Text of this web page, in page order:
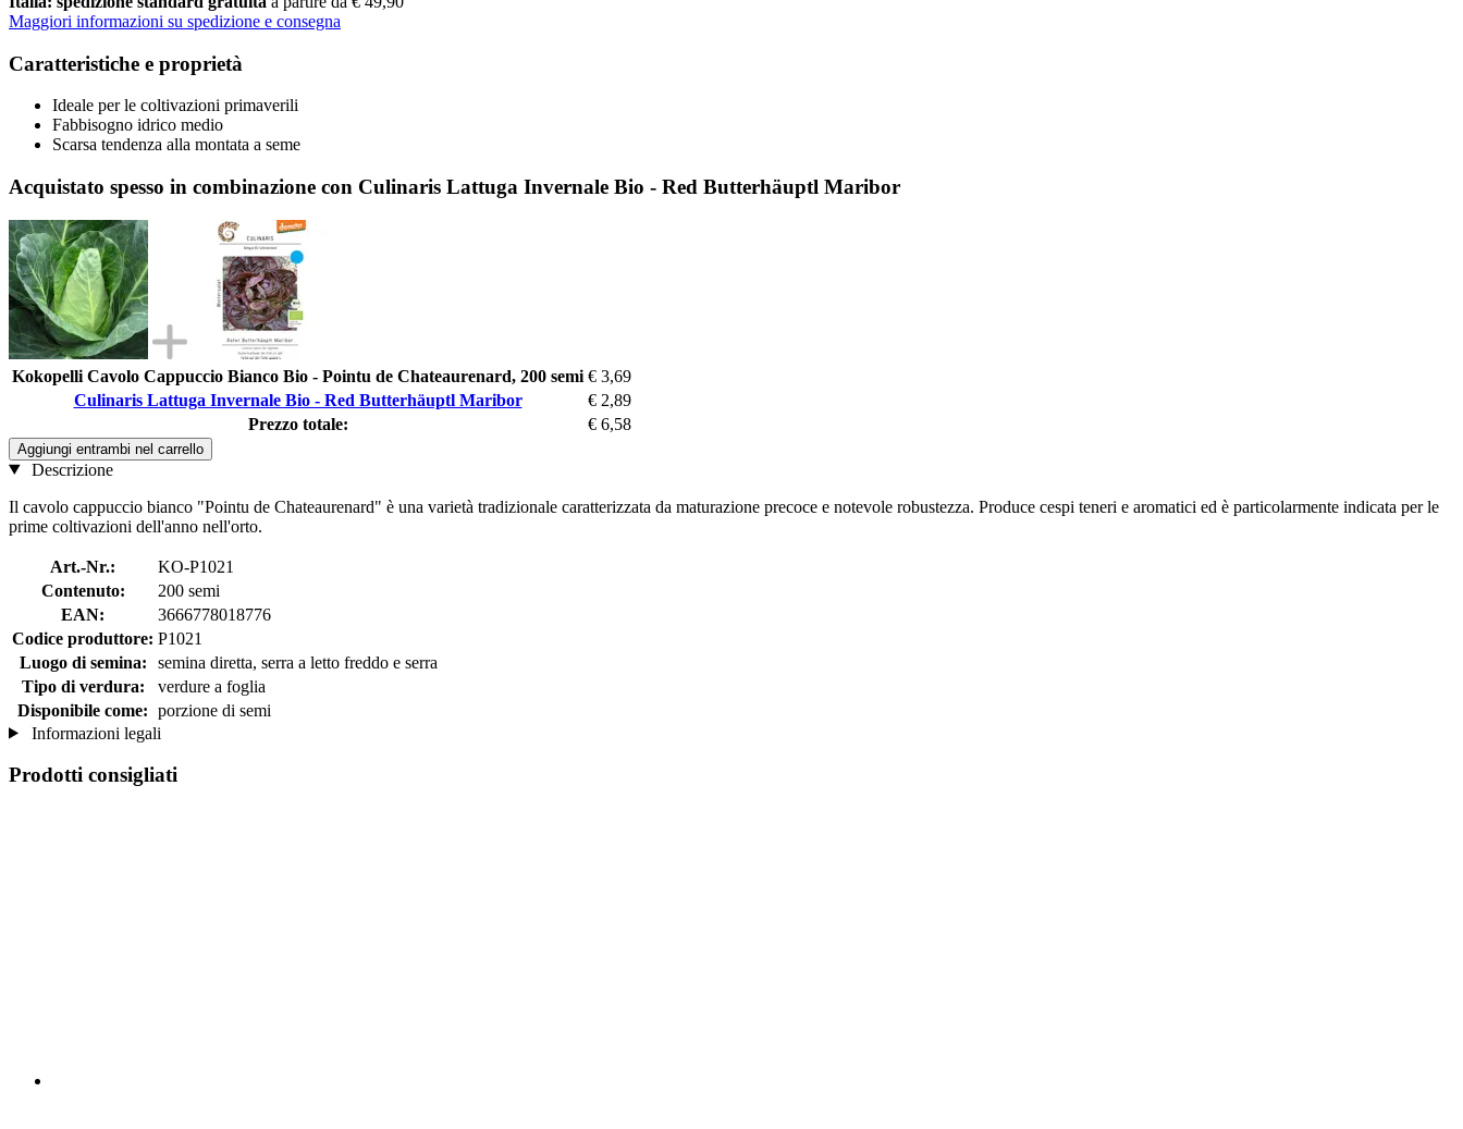
Maggiori informazioni su spedizione e consegna
Caratteristiche e proprietà
Ideale per le coltivazioni primaverili
Fabbisogno idrico medio
Scarsa tendenza alla montata a seme
Acquistato spesso in combinazione con Culinaris Lattuga Invernale Bio - Red Butterhäuptl Maribor
Kokopelli Cavolo Cappuccio Bianco Bio - Pointu de Chateaurenard, 200 semi € 3,69
Culinaris Lattuga Invernale Bio - Red Butterhäuptl Maribor
€ 2,89
Prezzo totale:
€ 6,58
Aggiungi entrambi nel carrello
Descrizione
Il cavolo cappuccio bianco "Pointu de Chateaurenard" è una varietà tradizionale caratterizzata da maturazione precoce e notevole robustezza. Produce cespi teneri e aromatici ed è particolarmente indicata per le
prime coltivazioni dell'anno nell'orto.
Art.-Nr.:
KO-P1021
Contenuto:
200 semi
EAN:
3666778018776
Codice produttore: P1021
Luogo di semina:
semina diretta, serra a letto freddo e serra
Tipo di verdura:
verdure a foglia
Disponibile come: porzione di semi
Informazioni legali
Prodotti consigliati